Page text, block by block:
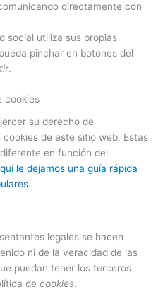
directamente con
social utiliza sus propias
pinchar en botones del
.
cookies
su derecho de
de este sitio web. Estas
en función del
le dejamos una guía rápida
.
legales se hacen
ni de la veracidad de las
puedan tener los terceros
decookies.